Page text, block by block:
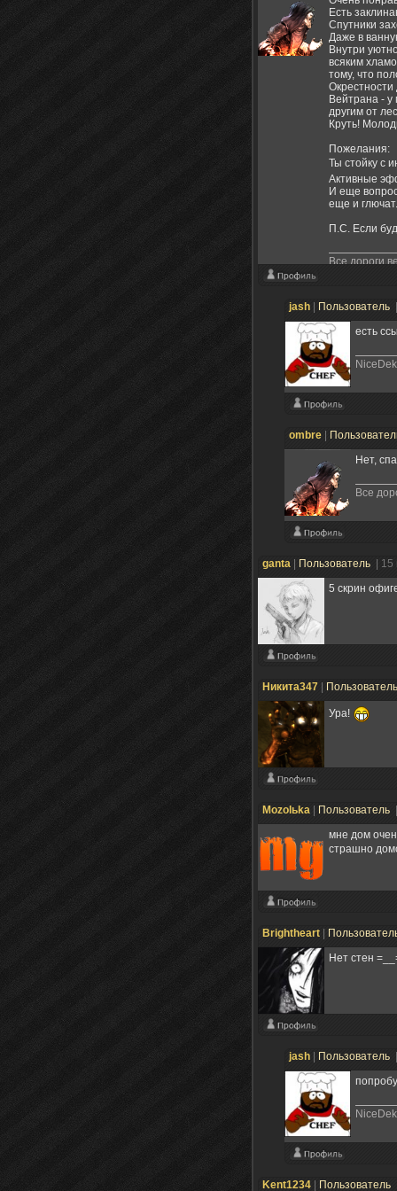
Есть
Спутники
Даже в
Внутри
всяким
тому, что
Окрестности
Вейтрана - у
другим от
Круть!
Пожелания:
Ты стойку с
Активные
И еще
еще и
П.С. Если
Все дороги
jash Пользователь
есть
NiceDek
ombre
Нет,
Все
ganta Пользователь
|
5 скрин
Никита347
Ура!
Mozolьka Пользователь
мне дом
страшно
Brightheart
Нет стен
jash Пользователь
NiceDek
Kent1234 Пользователь